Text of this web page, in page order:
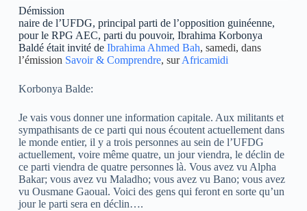
Démission
naire de l’UFDG, principal parti de l’opposition guinéenne,
pour le RPG AEC, parti du pouvoir, Ibrahima Korbonya
Baldé était invité deIbrahima Ahmed Bah, samedi, dans
l’émission Savoir & Comprendre, surAfricamidi
Korbonya Balde:
Je vais vous donner une information capitale. Aux militants et
sympathisants de ce parti qui nous écoutent actuellement dans
le monde entier, il y a trois personnes au sein de l’UFDG
actuellement, voire même quatre, un jour viendra, le déclin de
ce parti viendra de quatre personnes là. Vous avez vu Alpha
Bakar; vous avez vu Maladho; vous avez vu Bano; vous avez
vu Ousmane Gaoual. Voici des gens qui feront en sorte qu’un
jour le parti sera en déclin….